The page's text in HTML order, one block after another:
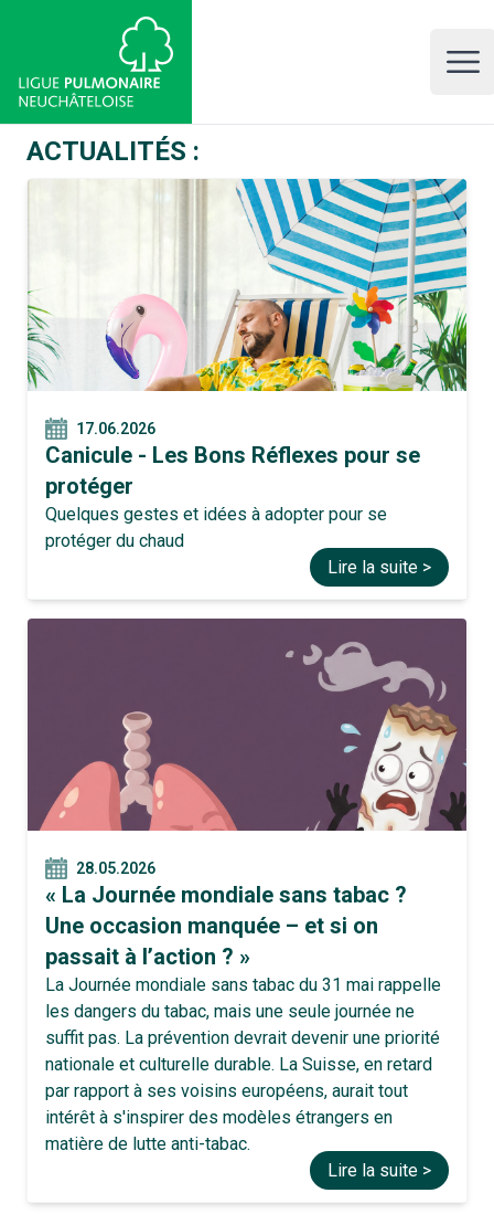
LPNE, Ligue pulmonaire neuchâteloise
Open
ACTUALITÉS :
17.06.2026
Canicule - Les Bons Réflexes pour se
protéger
Quelques gestes et idées à adopter pour se
protéger du chaud
Lire la suite >
28.05.2026
« La Journée mondiale sans tabac ?
Une occasion manquée – et si on
passait à l’action ? »
La Journée mondiale sans tabac du 31 mai rappelle
les dangers du tabac, mais une seule journée ne
suffit pas. La prévention devrait devenir une priorité
nationale et culturelle durable. La Suisse, en retard
par rapport à ses voisins européens, aurait tout
intérêt à s'inspirer des modèles étrangers en
matière de lutte anti-tabac.
Lire la suite >